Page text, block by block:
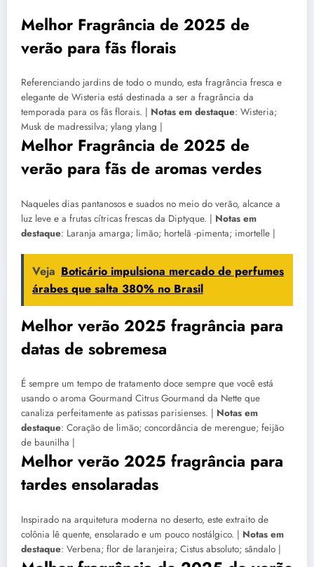
Melhor Fragrância de 2025 de
verão para fãs florais
Referenciando jardins de todo o mundo, esta fragrância fresca e
elegante de Wisteria está destinada a ser a fragrância da
temporada para os fãs florais. | Notas em destaque: Wisteria;
Musk de madressilva; ylang ylang |
Melhor Fragrância de 2025 de
verão para fãs de aromas verdes
Naqueles dias pantanosos e suados no meio do verão, alcance a
luz leve e a frutas cítricas frescas da Diptyque. | Notas em
destaque: Laranja amarga; limão; hortelã -pimenta; imortelle |
Veja Boticário impulsiona mercado de perfumes
árabes que salta 380% no Brasil
Melhor verão 2025 fragrância para
datas de sobremesa
É sempre um tempo de tratamento doce sempre que você está
usando o aroma Gourmand Citrus Gourmand da Nette que
canaliza perfeitamente as patissas parisienses. | Notas em
destaque: Coração de limão; concordância de merengue; feijão
de baunilha |
Melhor verão 2025 fragrância para
tardes ensolaradas
Inspirado na arquitetura moderna no deserto, este extraito de
colônia lê quente, ensolarado e um pouco nostálgico. | Notas em
destaque: Verbena; flor de laranjeira; Cistus absoluto; sândalo |